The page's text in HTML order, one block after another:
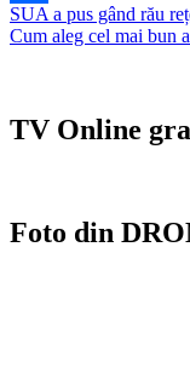
Partajează
Navigare
în
SUA a pus gând rău
Cum aleg cel mai bun
TV Online
Foto din